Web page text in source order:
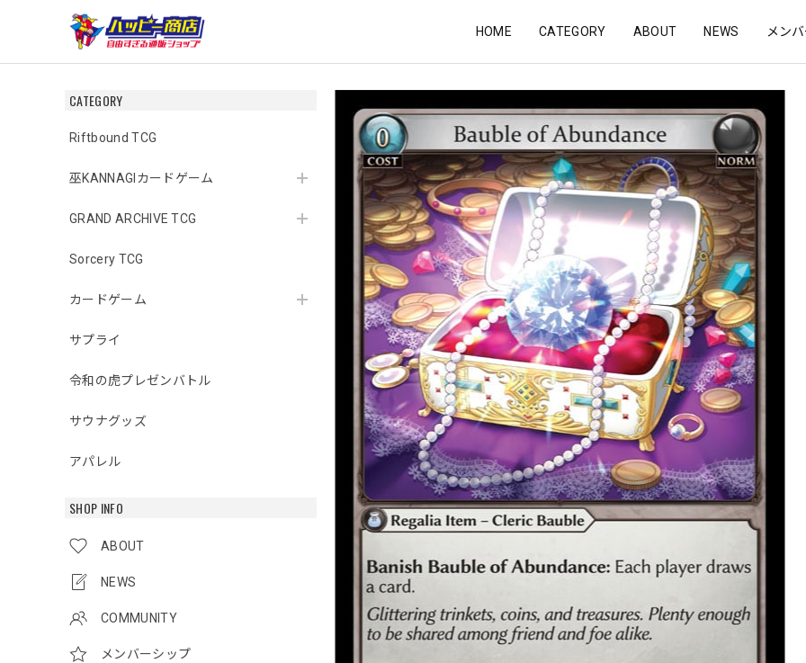
HOME CATEGORY ABOUT NEWS メン
CATEGORY
Riftbound TCG
巫KANNAGIカードゲーム
GRAND ARCHIVE TCG
Sorcery TCG
カードゲーム
サプライ
令和の虎プレゼンバトル
サウナグッズ
アパレル
SHOP INFO
ABOUT
NEWS
COMMUNITY
メンバーシップ